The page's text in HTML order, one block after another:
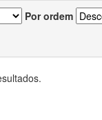
Por ordem